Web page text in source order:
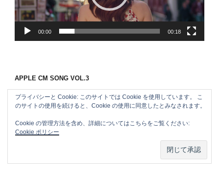
ヤ
ー
00:00 00:18
APPLE CM SONG VOL.3
プライバシーと Cookie: このサイトでは Cookie を使用しています。 こ
のサイトの使用を続けると、Cookie の使用に同意したとみなされます。
Cookie の管理方法を含め、詳細についてはこちらをご覧ください:
Cookie ポリシー